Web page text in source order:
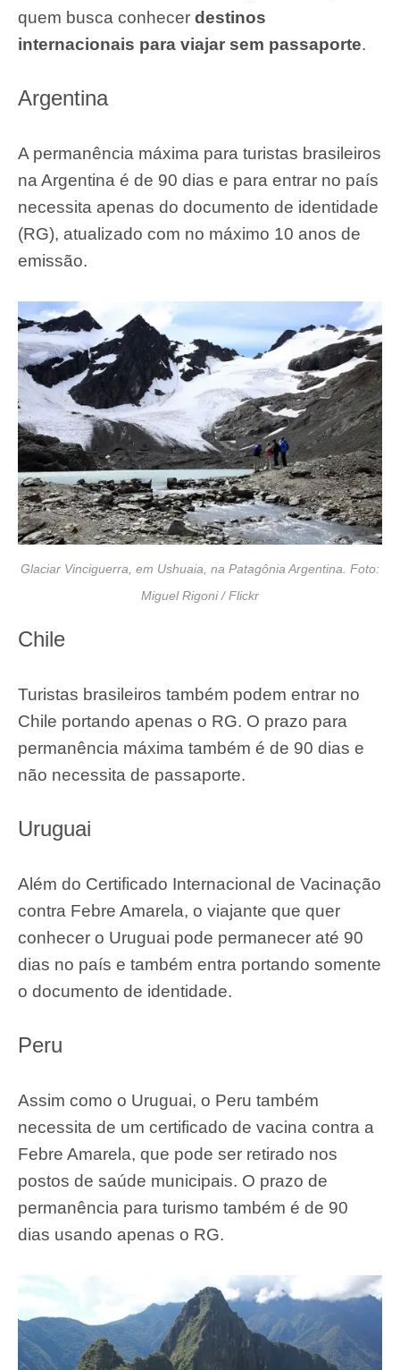
quem busca conhecer destinos
internacionais para viajar sem passaporte.
Argentina
A permanência máxima para turistas brasileiros
na Argentina é de 90 dias e para entrar no país
necessita apenas do documento de identidade
(RG), atualizado com no máximo 10 anos de
emissão.
Glaciar Vinciguerra, em Ushuaia, na Patagônia Argentina. Foto:
Miguel Rigoni / Flickr
Chile
Turistas brasileiros também podem entrar no
Chile portando apenas o RG. O prazo para
permanência máxima também é de 90 dias e
não necessita de passaporte.
Uruguai
Além do Certificado Internacional de Vacinação
contra Febre Amarela, o viajante que quer
conhecer o Uruguai pode permanecer até 90
dias no país e também entra portando somente
o documento de identidade.
Peru
Assim como o Uruguai, o Peru também
necessita de um certificado de vacina contra a
Febre Amarela, que pode ser retirado nos
postos de saúde municipais. O prazo de
permanência para turismo também é de 90
dias usando apenas o RG.